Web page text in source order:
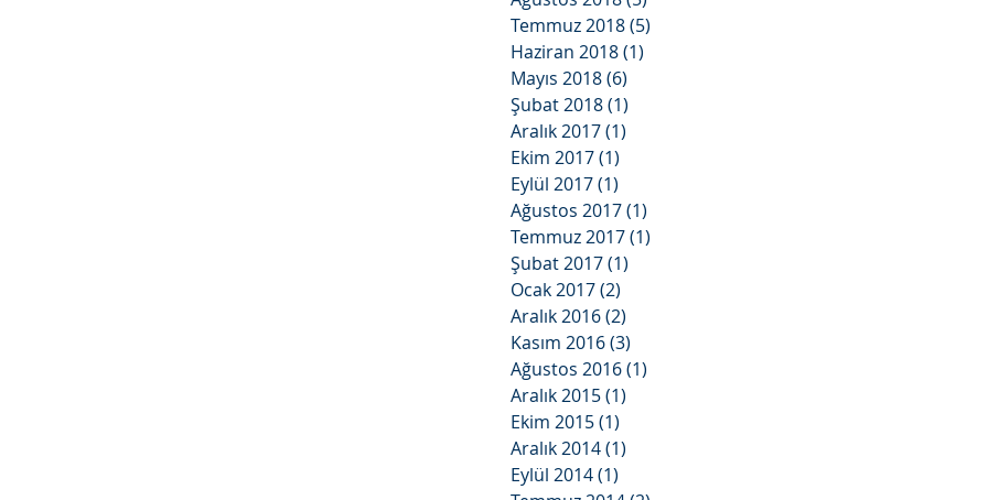
Temmuz 2018(5)
Haziran 2018(1)
Mayıs 2018(6)
Şubat 2018(1)
Aralık 2017(1)
Ekim 2017(1)
Eylül 2017(1)
Ağustos 2017(1)
Temmuz 2017(1)
Şubat 2017(1)
Ocak 2017(2)
Aralık 2016(2)
Kasım 2016(3)
Ağustos 2016(1)
Aralık 2015(1)
Ekim 2015(1)
Aralık 2014(1)
Eylül 2014(1)